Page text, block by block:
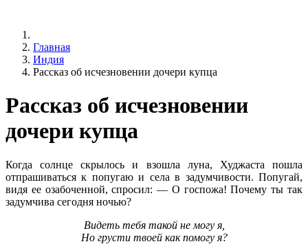
Главная
Индия
Рассказ об исчезновении дочери купца
Рассказ об исчезновении
дочери купца
Когда солнце скрылось и взошла луна, Худжаста пошла
отпрашиваться к попугаю и села в задумчивости. Попугай,
видя ее озабоченной, спросил: — О госпожа! Почему ты так
задумчива сегодня ночью?
Видеть тебя такой не могу я,
Но грусти твоей как помогу я?